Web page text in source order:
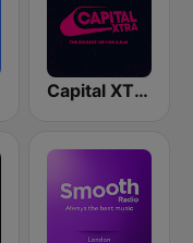
Capital XTRA London